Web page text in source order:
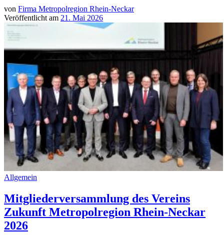
von Firma Metropolregion Rhein-Neckar
Veröffentlicht am 21. Mai 2026
Allgemein
Mitgliederversammlung des Vereins
Zukunft Metropolregion Rhein-Neckar
2026